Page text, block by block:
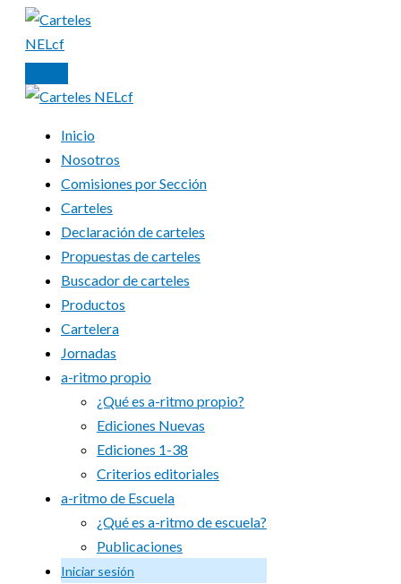
contenido
Inicio
Nosotros
Comisiones por Sección
Carteles
Declaración de carteles
Propuestas de carteles
Buscador de carteles
Productos
Cartelera
Jornadas
a-ritmo propio
¿Qué es a-ritmo propio?
Ediciones Nuevas
Ediciones 1-38
Criterios editoriales
a-ritmo de Escuela
¿Qué es a-ritmo de escuela?
Publicaciones
Iniciar sesión